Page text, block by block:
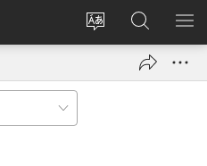
Endre
Logg
inn
vindu)
Søk
på
JW.ORG
VIS